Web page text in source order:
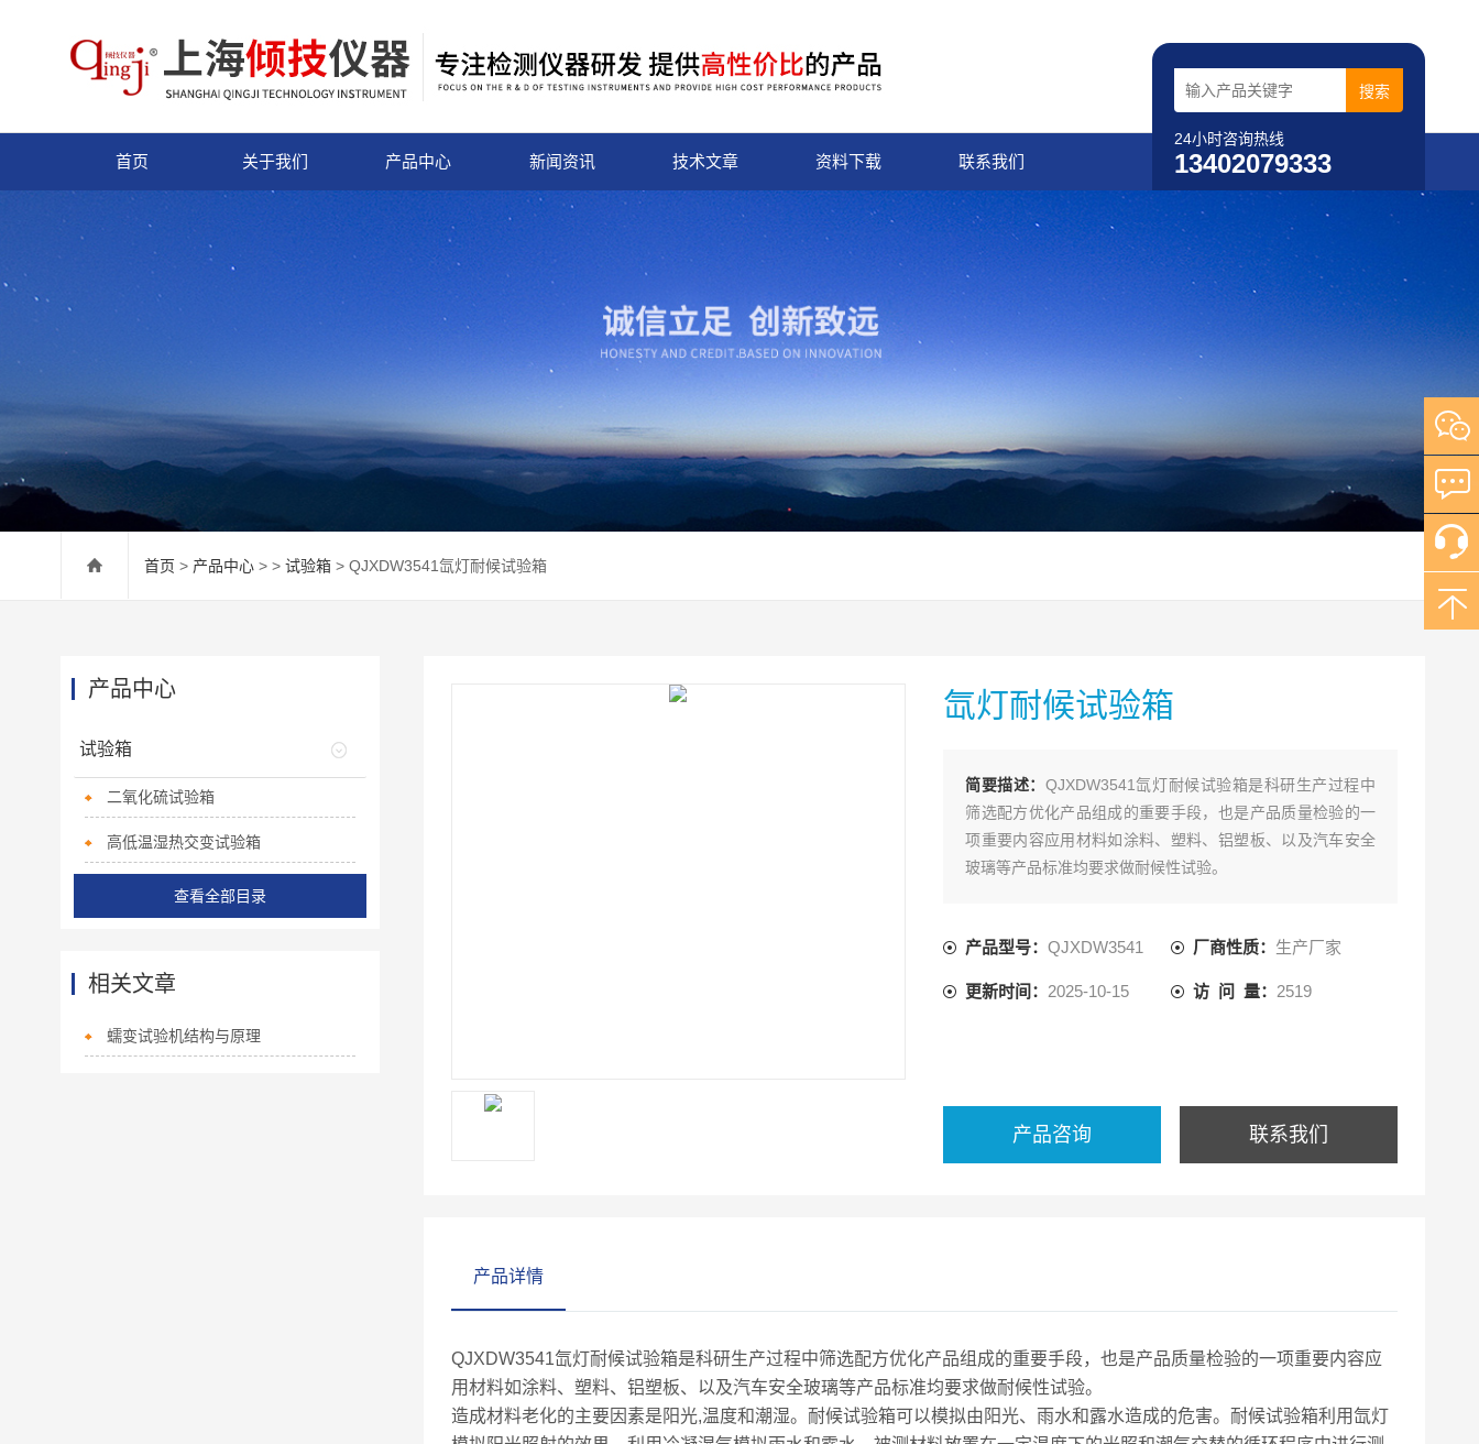
24小时咨询热线
13402079333
首页 关于我们 产品中心 新闻资讯 技术文章 资料下载 联系我们
首页 > 产品中心 > > 试验箱 > QJXDW3541氙灯耐候试验箱
氙灯耐候试验箱
简要描述： QJXDW3541氙灯耐候试验箱是科研生产过程中
筛选配方优化产品组成的重要手段，也是产品质量检验的一
项重要内容应用材料如涂料、塑料、铝塑板、以及汽车安全
玻璃等产品标准均要求做耐候性试验。
产品型号：QJXDW3541 厂商性质： 生产厂家
更新时间： 2025-10-15 访 问 量： 2519
产品咨询 联系我们
产品详情
QJXDW3541氙灯耐候试验箱是科研生产过程中筛选配方优化产品组成的重要手段，也是产品质量检验的一项重要内容应
用材料如涂料、塑料、铝塑板、以及汽车安全玻璃等产品标准均要求做耐候性试验。
造成材料老化的主要因素是阳光,温度和潮湿。耐候试验箱可以模拟由阳光、雨水和露水造成的危害。耐候试验箱利用氙灯
产品中心
试验箱
二氧化硫试验箱
高低温湿热交变试验箱
查看全部目录
相关文章
蠕变试验机结构与原理